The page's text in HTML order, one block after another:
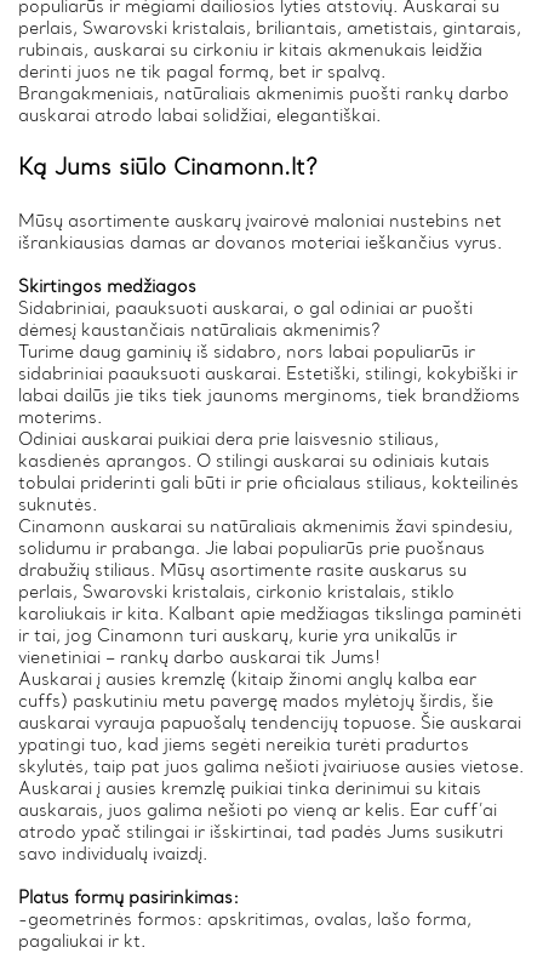
populiarūs ir mėgiami dailiosios lyties atstovių. Auskarai su
perlais, Swarovski kristalais, briliantais, ametistais, gintarais,
rubinais, auskarai su cirkoniu ir kitais akmenukais leidžia
derinti juos ne tik pagal formą, bet ir spalvą.
Brangakmeniais, natūraliais akmenimis puošti rankų darbo
auskarai atrodo labai solidžiai, elegantiškai.
Ką Jums siūlo Cinamonn.lt?
Mūsų asortimente auskarų įvairovė maloniai nustebins net
išrankiausias damas ar dovanos moteriai ieškančius vyrus.
Skirtingos medžiagos
Sidabriniai, paauksuoti auskarai, o gal odiniai ar puošti
dėmesį kaustančiais natūraliais akmenimis?
Turime daug gaminių iš sidabro, nors labai populiarūs ir
sidabriniai paauksuoti auskarai. Estetiški, stilingi, kokybiški ir
labai dailūs jie tiks tiek jaunoms merginoms, tiek brandžioms
moterims.
Odiniai auskarai puikiai dera prie laisvesnio stiliaus,
kasdienės aprangos. O stilingi auskarai su odiniais kutais
tobulai priderinti gali būti ir prie oficialaus stiliaus, kokteilinės
suknutės.
Cinamonn auskarai su natūraliais akmenimis žavi spindesiu,
solidumu ir prabanga. Jie labai populiarūs prie puošnaus
drabužių stiliaus. Mūsų asortimente rasite auskarus su
perlais, Swarovski kristalais, cirkonio kristalais, stiklo
karoliukais ir kita. Kalbant apie medžiagas tikslinga paminėti
ir tai, jog Cinamonn turi auskarų, kurie yra unikalūs ir
vienetiniai – rankų darbo auskarai tik Jums!
Auskarai į ausies kremzlę (kitaip žinomi anglų kalba ear
cuffs) paskutiniu metu pavergę mados mylėtojų širdis, šie
auskarai vyrauja papuošalų tendencijų topuose. Šie auskarai
ypatingi tuo, kad jiems segėti nereikia turėti pradurtos
skylutės, taip pat juos galima nešioti įvairiuose ausies vietose.
Auskarai į ausies kremzlę puikiai tinka derinimui su kitais
auskarais, juos galima nešioti po vieną ar kelis. Ear cuff’ai
atrodo ypač stilingai ir išskirtinai, tad padės Jums susikutri
savo individualų ivaizdį.
Platus formų pasirinkimas:
-geometrinės formos: apskritimas, ovalas, lašo forma,
pagaliukai ir kt.